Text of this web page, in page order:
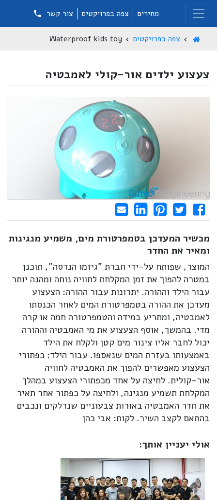
מחירים צפה בפרויקטים צור קשר
צפה בפרויקטים Waterproof kids toy
צעצוע ילדים אור-קולי לאמבטיה
Share on Facebook
Tweet
Pin it
Share on LinkedIn
Send email
מכשיר המעדכן בטמפרטורת מים, משמיע מנגינות
ומאיר את החדר
המוצר, שפותח על-ידי חברת "גיזמו הנדסה", תוכנן
במטרה להפוך את זמן המקלחת לחוויה נוחה ומהנה יותר
עבור הילד וההורה. יתרונות עבור ההורה: הצעצוע
מעדכן את ההורה בטמפרטורת המים לאחר הכנסתו
לאמבטיה, ומתריע במידה והטמפרטורה חמה או קרה
מדי. בהמשך, אוסף הצעצוע את מי האמבטיה וההורה
יכול לחבר אליו צינור מים קטן ולקלח את הילד
באמצעותו בעזרת המים שנאספו. עבור הילד: כפתורי
הצעצוע מאפשרים להפוך את האמבטיה לחוויה
אור-קולית. לחיצה על אחד מכפתורי הצעצוע במהלך
המקלחת תשמיע מנגינה, ולחיצה על כפתור אחר תאיר
את חדר האמבטיה באורות צבעוניים שנדלקים ונכבים
בהתאם לקצב השיר. לקוח: אבי כהן
אולי יעניין אותך: